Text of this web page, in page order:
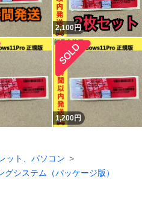
2,100円
1,200円
ット、パソコン
グシステム（パッケージ版）